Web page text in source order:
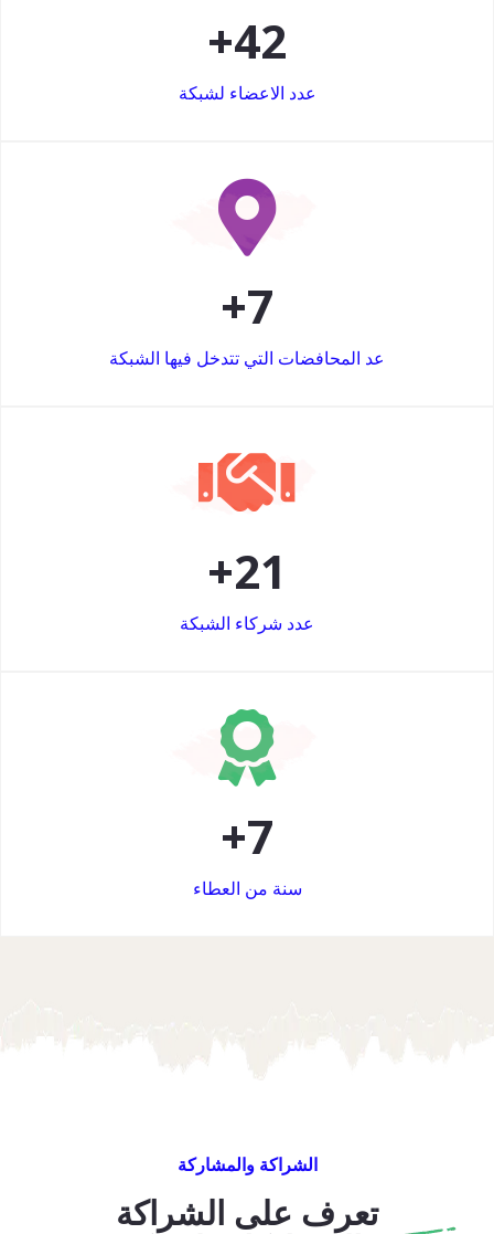
42
+
عدد الاعضاء لشبكة
7
+
عد المحافضات التي تتدخل فيها الشبكة
21
+
عدد شركاء الشبكة
7
+
سنة من العطاء
الشراكة والمشاركة
تعرف على الشراكة